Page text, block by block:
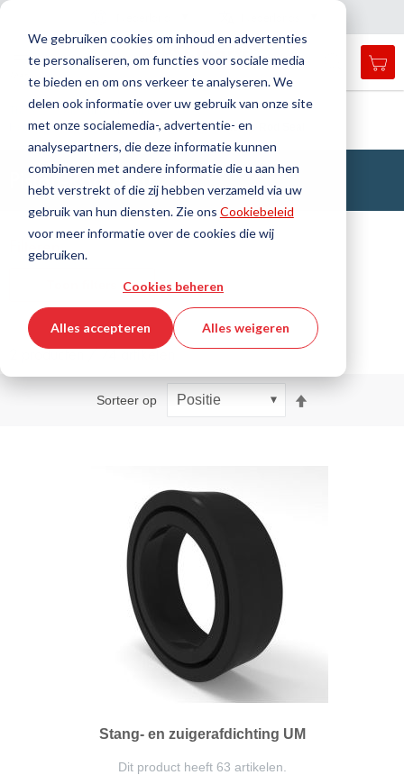
We gebruiken cookies om inhoud en advertenties
te personaliseren, om functies voor sociale media
te bieden en om ons verkeer te analyseren. We
delen ook informatie over uw gebruik van onze site
met onze socialemedia-, advertentie- en
analysepartners, die deze informatie kunnen
combineren met andere informatie die u aan hen
hebt verstrekt of die zij hebben verzameld via uw
gebruik van hun diensten. Zie ons Cookiebeleid
voor meer informatie over de cookies die wij
gebruiken.
Cookies beheren
Alles accepteren Alles weigeren
search
Zoek
Thuis
Afdichtingstechniek
Hefafdichtingen en Geleidingsbanden
Piston-Rod Seal
Piston-Rod Seal
Filteren
2 producten / 74 artikelen
Sorteer op
Stang- en zuigerafdichting UM
Dit product heeft 63 artikelen.